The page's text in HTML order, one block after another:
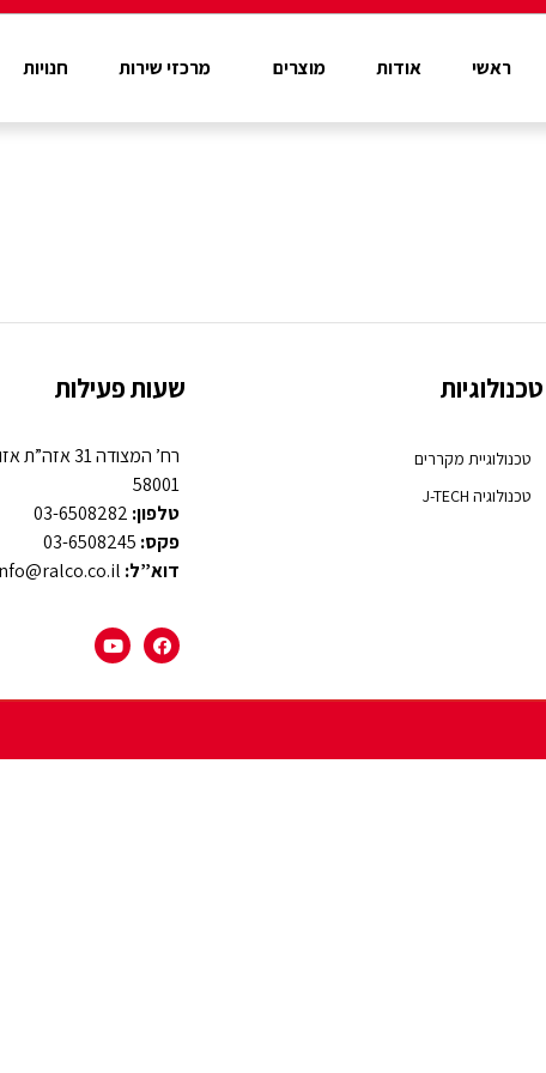
ראשי אודות מוצרים מרכזי שירות חנויות
טכנולוגיות
טכנולוגיית מקררים
טכנולוגיה J-TECH
שעות פעילות
רח’ המצודה 31 אזה”ת
58001
טלפון:
פקס:
דוא”ל: